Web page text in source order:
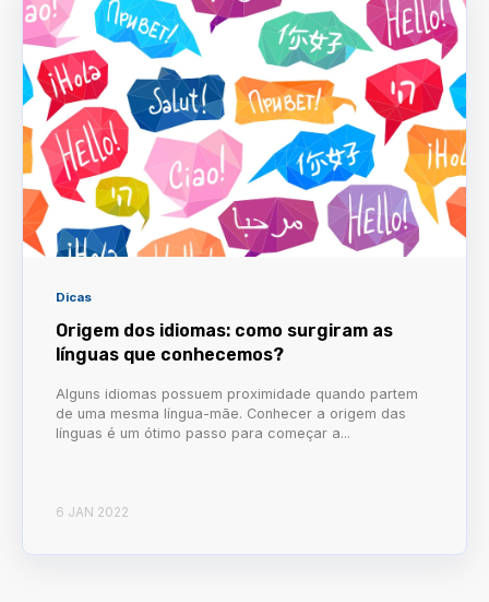
Dicas
Origem dos idiomas: como surgiram as
línguas que conhecemos?
Alguns idiomas possuem proximidade quando partem
de uma mesma língua-mãe. Conhecer a origem das
línguas é um ótimo passo para começar a...
6 JAN 2022